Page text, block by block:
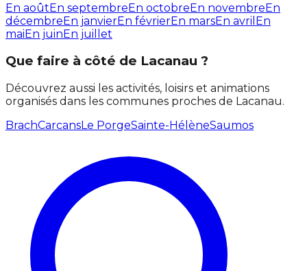
En aoûtEn septembreEn octobreEn novembreEn
décembreEn janvierEn févrierEn marsEn avril En
maiEn juinEn juillet
Que faire à côté de Lacanau ?
Découvrez aussi les activités, loisirs et animations
organisés dans les communes proches de Lacanau.
BrachCarcansLe PorgeSainte-HélèneSaumos